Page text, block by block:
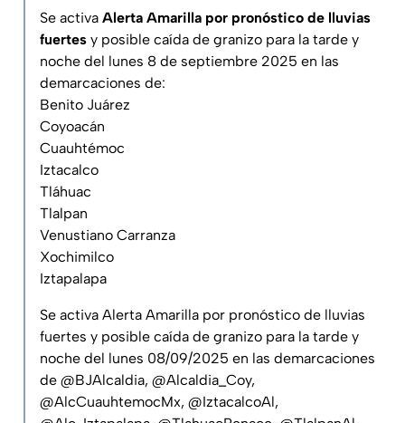
Se activa Alerta Amarilla por pronóstico de lluvias
fuertes y posible caída de granizo para la tarde y
noche del lunes 8 de septiembre 2025 en las
demarcaciones de:
Benito Juárez
Coyoacán
Cuauhtémoc
Iztacalco
Tláhuac
Tlalpan
Venustiano Carranza
Xochimilco
Iztapalapa
Se activa Alerta Amarilla por pronóstico de lluvias
fuertes y posible caída de granizo para la tarde y
noche del lunes 08/09/2025 en las demarcaciones
de @BJAlcaldia, @Alcaldia_Coy,
@AlcCuauhtemocMx, @IztacalcoAl,